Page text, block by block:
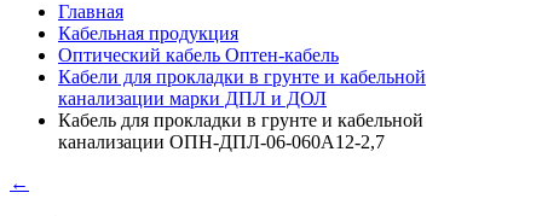
Главная
Кабельная продукция
Оптический кабель Оптен-кабель
Кабели для прокладки в грунте и кабельной
канализации марки ДПЛ и ДОЛ
Кабель для прокладки в грунте и кабельной
канализации ОПН-ДПЛ-06-060А12-2,7
←